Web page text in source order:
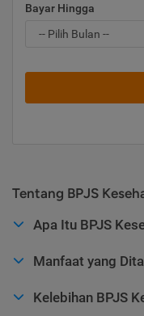
Bayar Hingga
Tentang BPJS
Apa Itu BPJS
Manfaat yang
Kelebihan BPJS